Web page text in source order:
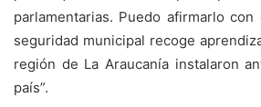
parlamentarias. Puedo afirmarlo
seguridad municipal recoge
región de La Araucanía instalaron
país”.